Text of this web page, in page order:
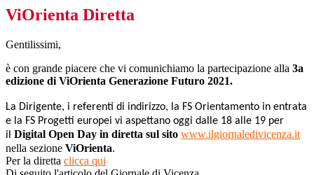
ViOrienta Diretta
Gentilissimi,
è con grande piacere che vi comunichiamo la partecipazione alla 3a
edizione di ViOrienta Generazione Futuro 2021.
La Dirigente, i referenti di indirizzo, la FS Orientamento in entrata
e la FS Progetti europei vi aspettano oggi dalle 18 alle 19 per
il Digital Open Day in diretta sul sito www.ilgiornaledivicenza.it
nella sezione ViOrienta.
Per la diretta clicca qui